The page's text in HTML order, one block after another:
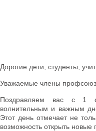
Дорогие дети, студенты,
Уважаемые члены
Поздравляем вас с 1
волнительным и важным
Этот день отмечает не
возможность открыть новые